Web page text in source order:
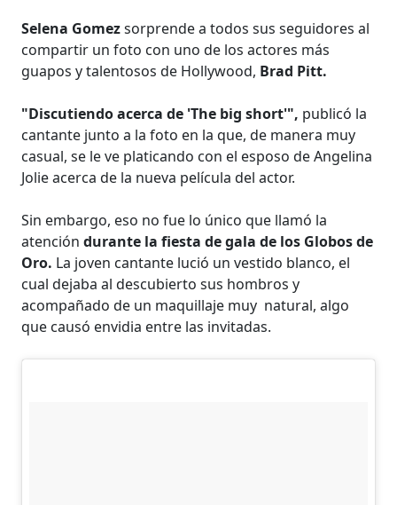
Selena Gomezsorprende a todos sus seguidores al
compartir un foto con uno de los actores más
guapos y talentosos de Hollywood, Brad Pitt.
"Discutiendo acerca de 'The big short'", publicó la
cantante junto a la foto en la que, de manera muy
casual, se le ve platicando con el esposo de Angelina
Jolie acerca de la nueva película del actor.
Sin embargo, eso no fue lo único que llamó la
atencióndurante la fiesta de gala de los Globos de
Oro. La joven cantante lució un vestido blanco, el
cual dejaba al descubierto sus hombros y
acompañado de un maquillaje muy natural, algo
que causó envidia entre las invitadas.